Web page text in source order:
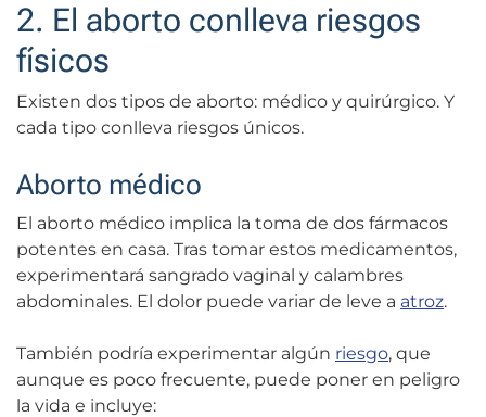
2. El aborto conlleva riesgos
físicos
Existen dos tipos de aborto: médico y quirúrgico. Y
cada tipo conlleva riesgos únicos.
Aborto médico
El aborto médico implica la toma de dos fármacos
potentes en casa. Tras tomar estos medicamentos,
experimentará sangrado vaginal y calambres
abdominales. El dolor puede variar de leve a atroz.
También podría experimentar algún riesgo, que
aunque es poco frecuente, puede poner en peligro
la vida e incluye: